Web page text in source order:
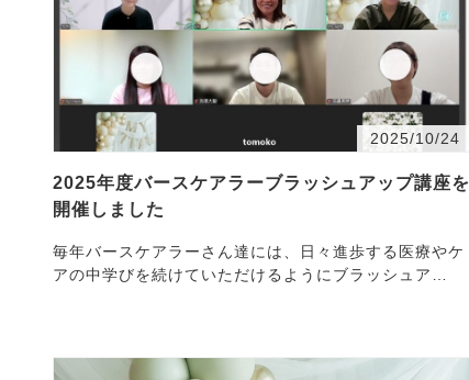
2025/10/24
2025年度バースケアラーブラッシュアップ講座を
開催しました
毎年バースケアラーさん達には、日々進歩する医療やケ
アの中学びを続けていただけるようにブラッシュア